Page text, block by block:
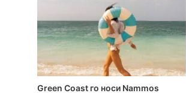
Green Coast го носи Nammos